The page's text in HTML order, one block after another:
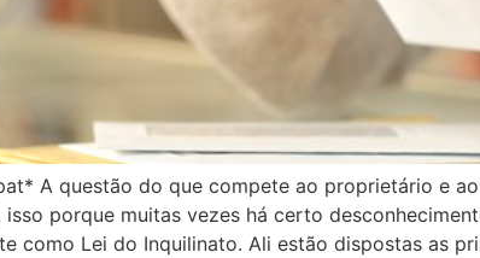
A questão do que compete ao proprietário e
porque muitas vezes há certo
como Lei do Inquilinato. Ali estão dispostas as